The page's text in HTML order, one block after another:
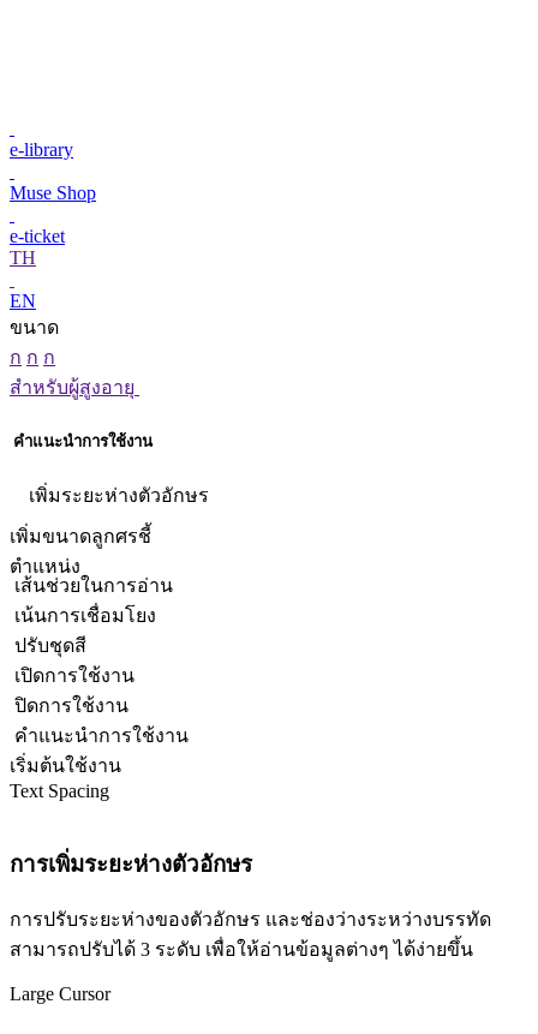
e-library
Muse Shop
e-ticket
TH
EN
ขนาด
ก ก ก
สำหรับผู้สูงอายุ
คำแนะนำการใช้งาน
เพิ่มระยะห่างตัวอักษร
เพิ่มขนาดลูกศรชี้
ตำแหน่ง
เส้นช่วยในการอ่าน
เน้นการเชื่อมโยง
ปรับชุดสี
เปิดการใช้งาน
ปิดการใช้งาน
คำแนะนำการใช้งาน
เริ่มต้นใช้งาน
Text Spacing
การเพิ่มระยะห่างตัวอักษร
การปรับระยะห่างของตัวอักษร และช่องว่างระหว่างบรรทัด
สามารถปรับได้ 3 ระดับ เพื่อให้อ่านข้อมูลต่างๆ ได้ง่ายขึ้น
Large Cursor